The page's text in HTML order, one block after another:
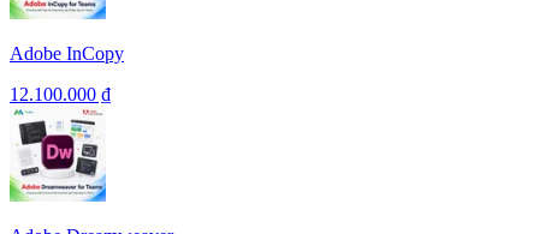
Adobe InCopy
12.100.000 ₫